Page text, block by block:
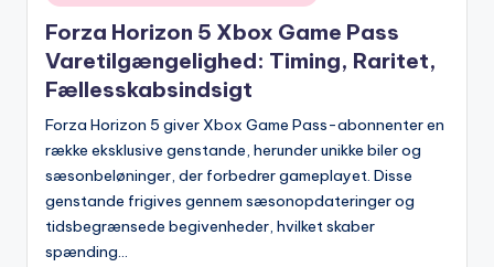
in
Forza Horizon 5 Xbox Game Pass
Varetilgængelighed: Timing, Raritet,
Fællesskabsindsigt
Forza Horizon 5 giver Xbox Game Pass-abonnenter en
række eksklusive genstande, herunder unikke biler og
sæsonbeløninger, der forbedrer gameplayet. Disse
genstande frigives gennem sæsonopdateringer og
tidsbegrænsede begivenheder, hvilket skaber
spænding…